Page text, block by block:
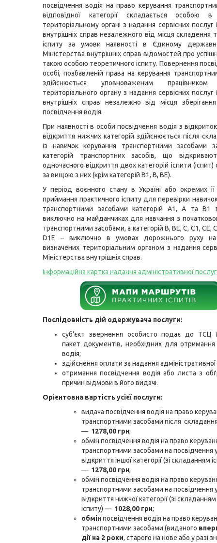
посвідчення водія на право керування
відповідної категорії складається особою в
територіальному органі з надання сервісних послуг
внутрішніх справ незалежного від місця складення
іспиту за умови наявності в Єдиному
Міністерства внутрішніх справ відомостей про
такою особою теоретичного іспиту. Повернення
особі, позбавленій права на керування
здійснюється уповноваженим працівником
територіального органу з надання сервісних послуг
внутрішніх справ незалежно від місця
посвідчення водія.
При наявності в особи посвідчення водія з
відкриття нижчих категорій здійснюється після
із навичок керування транспортними засобами
категорій транспортних засобів, що
одночасного відкриття двох категорій іспити
за вищою з них (крім категорій В1, В, ВЕ).
У період воєнного стану в Україні або окремих її
приймання практичного іспиту для перевірки
транспортними засобами категорій A1, A та B1
виключно на майданчиках для навчання з
транспортними засобами, а категорій B, BE, C, C1, CE,
D1E – виключно в умовах дорожнього руху на
визначених територіальним органом з надання
Міністерства внутрішніх справ.
Інформаційна картка надання адміністративної
Послідовність дій одержувача послуги:
суб’єкт звернення особисто подає до
пакет документів, необхідних для отримання
водія;
здійснення оплати за надання
отримання посвідчення водія або листа з
причин відмови в його видачі.
Орієнтовна вартість усієї послуги:
видача посвідчення водія на право
транспортними засобами після складання
— 1278,00 грн;
обмін посвідчення водія на право
транспортними засобами на посвідчення у
відкриття іншої категорії (зі складанням
— 1278,00 грн;
обмін посвідчення водія на право
транспортними засобами на посвідчення у
відкриття нижчої категорії (зі
іспиту) — 1028,00 грн;
обмінпосвідчення водія на право
транспортними засобами (виданого
дії на 2 роки, старого на нове або у разі